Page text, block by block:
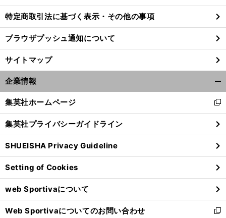
特定商取引法に基づく表示・その他の事項
ブラウザプッシュ通知について
サイトマップ
企業情報
閉
る
集英社ホームページ
新
し
い
ウ
ィ
ン
ド
ウ
で
開
く
集英社プライバシーガイドライン
SHUEISHA Privacy Guideline
Setting of Cookies
web Sportivaについて
Web Sportivaについてのお問い合わせ
新